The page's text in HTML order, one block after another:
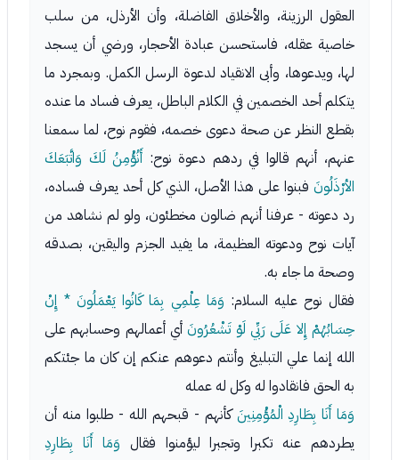
العقول الرزينة، والأخلاق الفاضلة، وأن الأرذل، من سلب
خاصية عقله، فاستحسن عبادة الأحجار، ورضي أن يسجد
لها، ويدعوها، وأبى الانقياد لدعوة الرسل الكمل. وبمجرد ما
يتكلم أحد الخصمين في الكلام الباطل، يعرف فساد ما عنده
بقطع النظر عن صحة دعوى خصمه، فقوم نوح، لما سمعنا
عنهم، أنهم قالوا في ردهم دعوة نوح: أَنُؤْمِنُ لَكَ وَاتَّبَعَكَ
الأرْذَلُونَ فبنوا على هذا الأصل، الذي كل أحد يعرف فساده،
رد دعوته - عرفنا أنهم ضالون مخطئون، ولو لم نشاهد من
آيات نوح ودعوته العظيمة، ما يفيد الجزم واليقين، بصدقه
وصحة ما جاء به.
فقال نوح عليه السلام: وَمَا عِلْمِي بِمَا كَانُوا يَعْمَلُونَ * إِنْ
حِسَابُهُمْ إِلا عَلَى رَبِّي لَوْ تَشْعُرُونَأي أعمالهم وحسابهم على
الله إنما علي التبليغ وأنتم دعوهم عنكم إن كان ما جئتكم
به الحق فانقادوا له وكل له عمله
وَمَا أَنَا بِطَارِدِ الْمُؤْمِنِينَكأنهم - قبحهم الله - طلبوا منه أن
يطردهم عنه تكبرا وتجبرا ليؤمنوا فقال وَمَا أَنَا بِطَارِدِ